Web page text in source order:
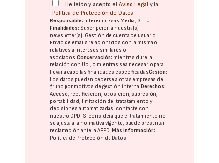
He leído y acepto elAviso Legal y la
Política de Protección de Datos
Responsable: Interempresas Media, S.L.U.
Finalidades: Suscripción a nuestra(s)
newsletter(s). Gestión de cuenta de usuario.
Envío de emails relacionados con la misma o
relativos a intereses similares o
asociados.Conservación: mientras dure la
relación con Ud., o mientras sea necesario para
llevar a cabo las finalidades especificadasCesión:
Los datos pueden cederse a otras empresas del
grupo por motivos de gestión interna.Derechos:
Acceso, rectificación, oposición, supresión,
portabilidad, limitación del tratatamiento y
decisiones automatizadas: contacte con
nuestro DPD . Si considera que el tratamiento no
se ajusta a la normativa vigente, puede presentar
reclamación ante laAEPD .Más información:
Política de Protección de Datos